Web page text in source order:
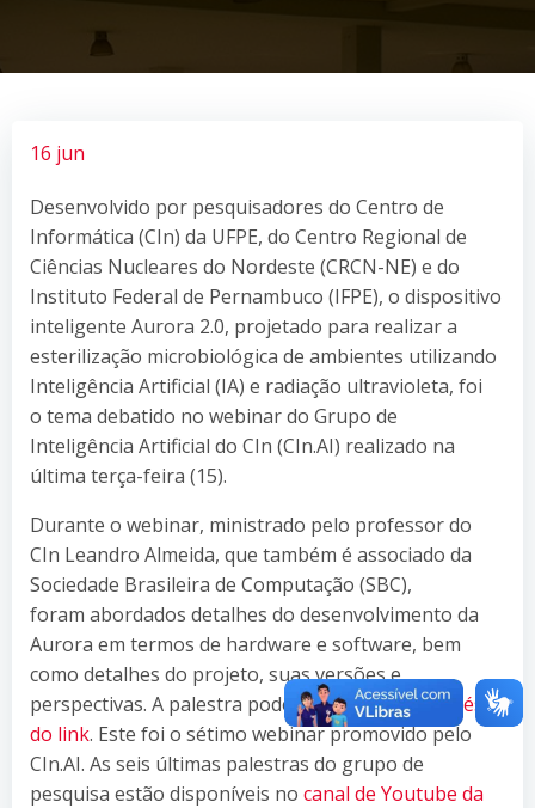
16 jun
Desenvolvido por pesquisadores do Centro de
Informática (CIn) da UFPE, do Centro Regional de
Ciências Nucleares do Nordeste (CRCN-NE) e do
Instituto Federal de Pernambuco (IFPE), o dispositivo
inteligente Aurora 2.0, projetado para realizar a
esterilização microbiológica de ambientes utilizando
Inteligência Artificial (IA) e radiação ultravioleta, foi
o tema debatido no webinar do Grupo de
Inteligência Artificial do CIn (CIn.AI) realizado na
última terça-feira (15).
Durante o webinar, ministrado pelo professor do
CIn Leandro Almeida, que também é associado da
Sociedade Brasileira de Computação (SBC),
foram abordados detalhes do desenvolvimento da
Aurora em termos de hardware e software, bem
como detalhes do projeto, suas versões e
perspectivas. A palestra pode ser acessadaatravés
do link. Este foi o sétimo webinar promovido pelo
CIn.AI. As seis últimas palestras do grupo de
pesquisa estão disponíveis no canal de Youtube da